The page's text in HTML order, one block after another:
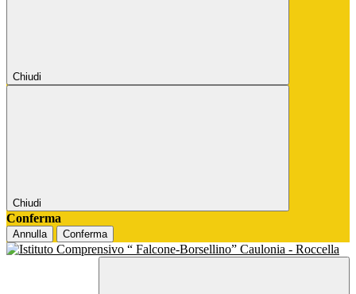
Chiudi
Chiudi
Conferma
Annulla Conferma